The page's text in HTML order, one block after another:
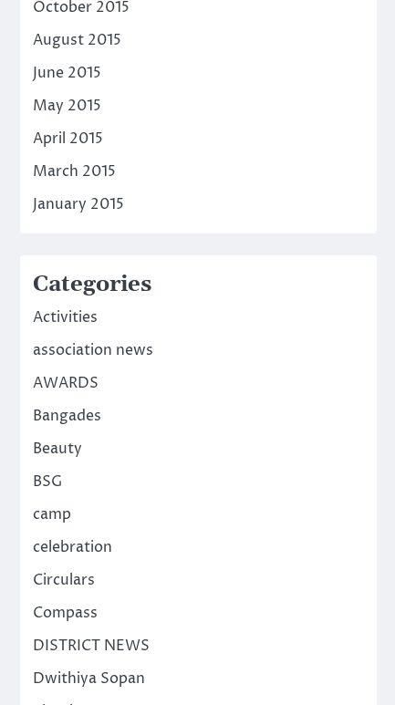
October 2015
August 2015
June 2015
May 2015
April 2015
March 2015
January 2015
Categories
Activities
association news
AWARDS
Bangades
Beauty
BSG
camp
celebration
Circulars
Compass
DISTRICT NEWS
Dwithiya Sopan